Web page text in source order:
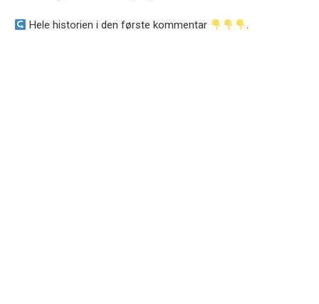
Hele historien i den første kommentar .